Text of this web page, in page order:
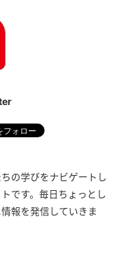
の学びをナビゲートし
です。毎日ちょっとし
報を発信していきま